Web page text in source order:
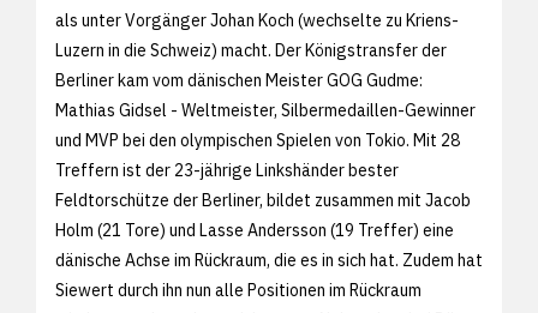
als unter Vorgänger Johan Koch (wechselte zu Kriens-
Luzern in die Schweiz) macht. Der Königstransfer der
Berliner kam vom dänischen Meister GOG Gudme:
Mathias Gidsel - Weltmeister, Silbermedaillen-Gewinner
und MVP bei den olympischen Spielen von Tokio. Mit 28
Treffern ist der 23-jährige Linkshänder bester
Feldtorschütze der Berliner, bildet zusammen mit Jacob
Holm (21 Tore) und Lasse Andersson (19 Treffer) eine
dänische Achse im Rückraum, die es in sich hat. Zudem hat
Siewert durch ihn nun alle Positionen im Rückraum